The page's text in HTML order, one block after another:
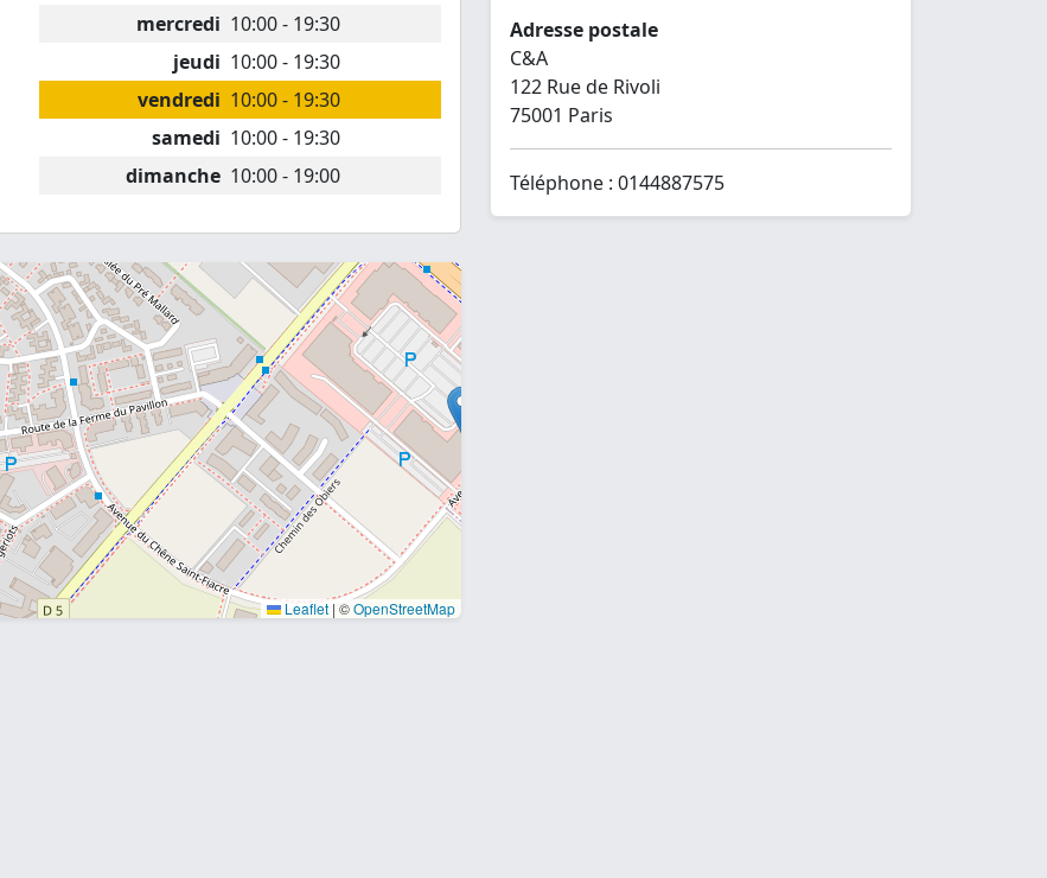
mercredi 10:00 - 19:30
jeudi 10:00 - 19:30
vendredi 10:00 - 19:30
samedi 10:00 - 19:30
dimanche 10:00 - 19:00
Leaflet | ©OpenStreetMap
Adresse postale
C&A
122 Rue de Rivoli
75001 Paris
Téléphone : 0144887575